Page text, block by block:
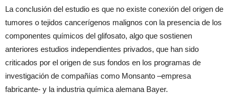
La conclusión del estudio es que no existe conexión del origen de
tumores o tejidos cancerígenos malignos con la presencia de los
componentes químicos del glifosato, algo que sostienen
anteriores estudios independientes privados, que han sido
criticados por el origen de sus fondos en los programas de
investigación de compañías como Monsanto –empresa
fabricante- y la industria química alemana Bayer.